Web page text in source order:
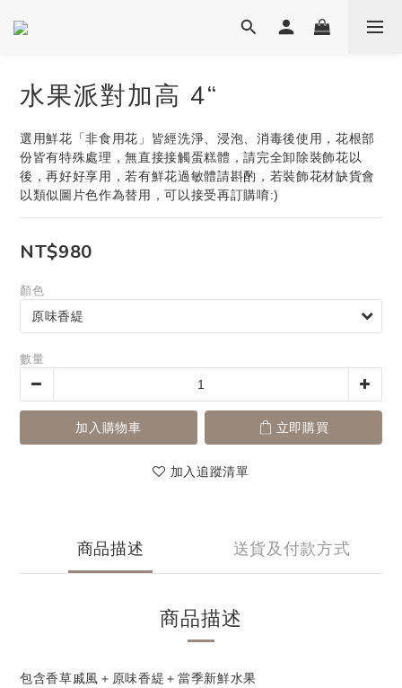
水果派對加高 4“
選用鮮花「非食用花」皆經洗淨、浸泡、消毒後使用，花根部
份皆有特殊處理，無直接接觸蛋糕體，請完全卸除裝飾花以
後，再好好享用，若有鮮花過敏體請斟酌，若裝飾花材缺貨會
以類似圖片色作為替用，可以接受再訂購唷:)
NT$980
顏色
數量
加入購物車 立即購買
加入追蹤清單
商品描述 送貨及付款方式
商品描述
包含香草戚風＋原味香緹＋當季新鮮水果